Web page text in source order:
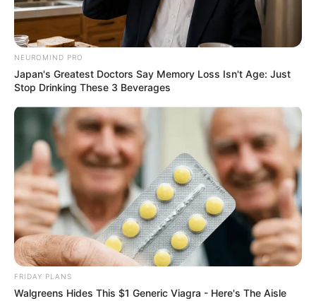
NEUROMIND PRO
Japan's Greatest Doctors Say Memory Loss Isn't Age: Just
Stop Drinking These 3 Beverages
FRIDAY PLANS
Walgreens Hides This $1 Generic Viagra - Here's The Aisle